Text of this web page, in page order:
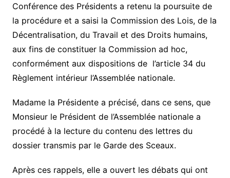
Conférence des Présidents a retenu la poursuite de
la procédure et a saisi la Commission des Lois, de la
Décentralisation, du Travail et des Droits humains,
aux fins de constituer la Commission ad hoc,
conformément aux dispositions de l’article 34 du
Règlement intérieur l’Assemblée nationale.
Madame la Présidente a précisé, dans ce sens, que
Monsieur le Président de l’Assemblée nationale a
procédé à la lecture du contenu des lettres du
dossier transmis par le Garde des Sceaux.
Après ces rappels, elle a ouvert les débats qui ont